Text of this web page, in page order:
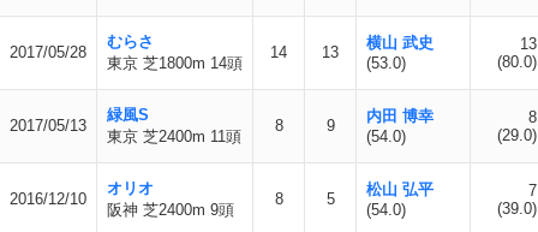
2017/05/28
むらさ
東京 芝1800m 14頭
14 13
横山 武史
(53.0)
13
(80.0)
2017/05/13
緑風S
東京 芝2400m 11頭
8 9
内田 博幸
(54.0)
8
(29.0)
2016/12/10
オリオ
阪神 芝2400m 9頭
8 5
松山 弘平
(54.0)
7
(39.0)